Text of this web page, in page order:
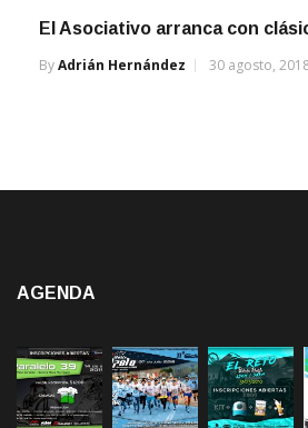
El Asociativo arranca con
ByAdrián Hernández 30 agosto,
AGENDA